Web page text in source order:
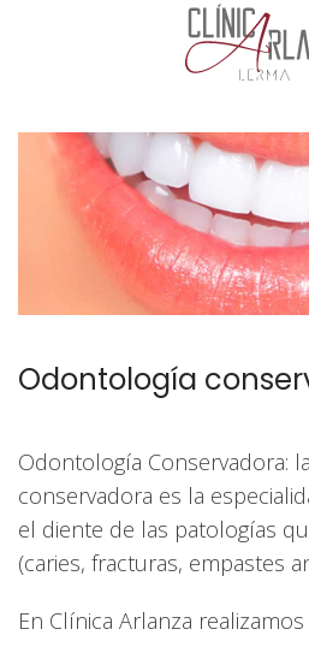
Odontología
Odontología Conservadora:
conservadora es la
el diente de las patologías
(caries, fracturas, empastes
En Clínica Arlanza